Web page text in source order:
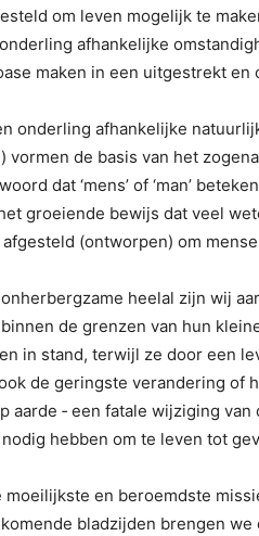
om leven mogelijk te
afhankelijke
maken in een uitgestrekt en
onderling afhankelijke
vormen de basis van het
dat ‘mens’ of ‘man’
groeiende bewijs dat veel
(ontworpen) om
heelal zijn wij
de grenzen van hun
in stand, terwijl ze door een
de geringste verandering of
aarde ‑ een fatale wijziging
hebben om te leven tot
moeilijkste en beroemdste
bladzijden brengen